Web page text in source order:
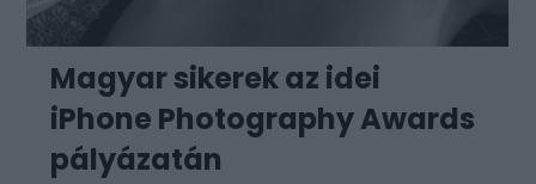
Magyar sikerek az idei
iPhone Photography Awards
pályázatán